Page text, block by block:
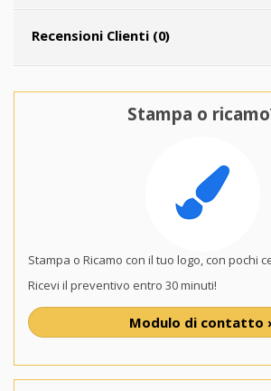
Recensioni Clienti (0)
Stampa o
Stampa o Ricamo con il tuo logo, con pochi
Ricevi il preventivo entro 30 minuti!
Modulo di contatto